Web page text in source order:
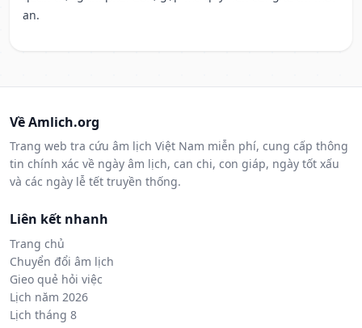
an.
Về Amlich.org
Trang web tra cứu âm lịch Việt Nam miễn phí, cung cấp thông
tin chính xác về ngày âm lịch, can chi, con giáp, ngày tốt xấu
và các ngày lễ tết truyền thống.
Liên kết nhanh
Trang chủ
Chuyển đổi âm lịch
Gieo quẻ hỏi việc
Lịch năm 2026
Lịch tháng 8